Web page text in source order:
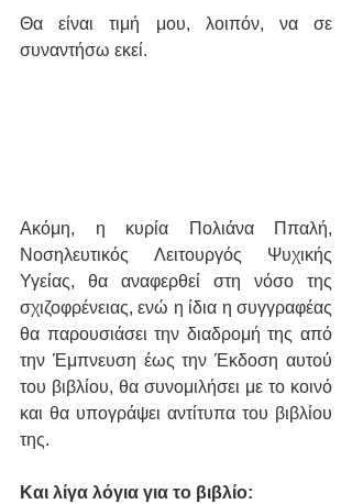
Θα είναι τιμή μου, λοιπόν, να σε
συναντήσω εκεί.
Ακόμη, η κυρία Πολιάνα Ππαλή,
Νοσηλευτικός Λειτουργός Ψυχικής
Υγείας, θα αναφερθεί στη νόσο της
σχιζοφρένειας, ενώ η ίδια η συγγραφέας
θα παρουσιάσει την διαδρομή της από
την Έμπνευση έως την Έκδοση αυτού
του βιβλίου, θα συνομιλήσει με το κοινό
και θα υπογράψει αντίτυπα του βιβλίου
της.
Και λίγα λόγια για το βιβλίο: